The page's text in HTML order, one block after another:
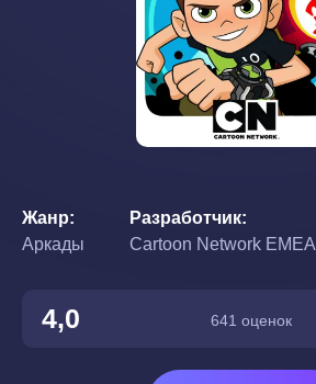
Жанр
Аркады
Разработчик
Cartoon Network EMEA
4,0 641 оценок